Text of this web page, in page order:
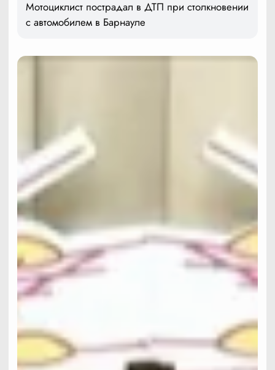
Мотоциклист пострадал в ДТП при столкновении
с автомобилем в Барнауле